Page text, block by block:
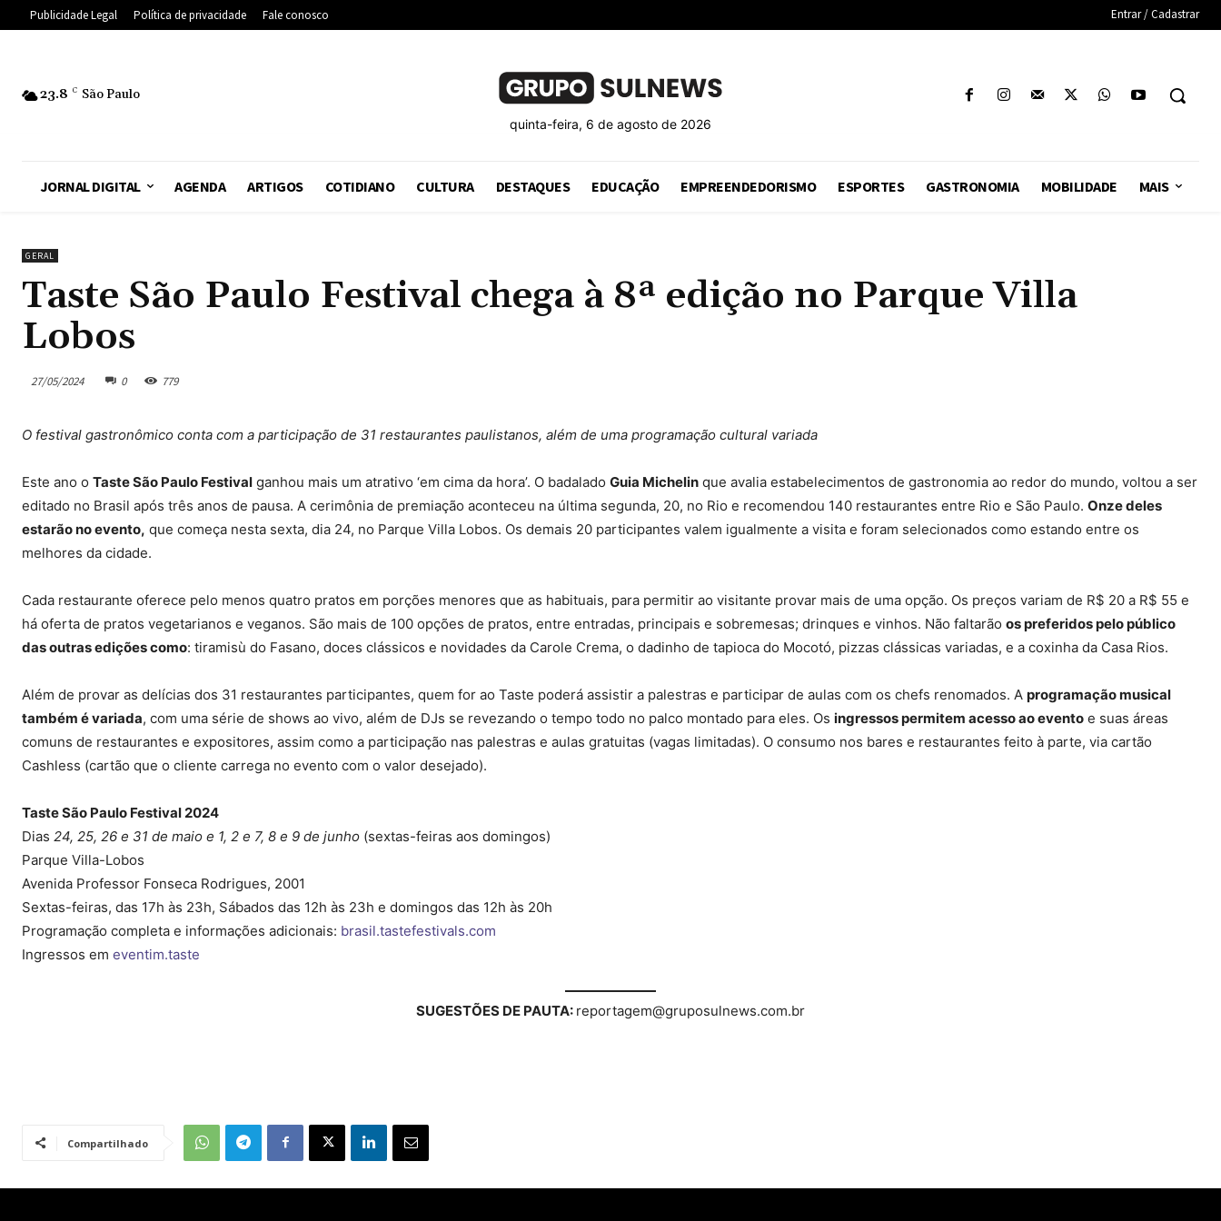
Publicidade Legal Política de privacidade Fale conosco Entrar / Cadastrar
23.8 C São Paulo
quinta-feira, 6 de agosto de 2026
JORNAL DIGITAL AGENDA ARTIGOS COTIDIANO CULTURA DESTAQUES EDUCAÇÃO EMPREENDEDORISMO ESPORTES GASTRONOMIA MOBILIDADE MAIS
GERAL
Taste São Paulo Festival chega à 8ª edição no Parque Villa
Lobos
27/05/2024 0 779
O festival gastronômico conta com a participação de 31 restaurantes paulistanos, além de uma programação cultural variada
Este ano o Taste São Paulo Festival ganhou mais um atrativo ‘em cima da hora’. O badalado Guia Michelin que avalia estabelecimentos de gastronomia ao redor do mundo, voltou a ser
editado no Brasil após três anos de pausa. A cerimônia de premiação aconteceu na última segunda, 20, no Rio e recomendou 140 restaurantes entre Rio e São Paulo. Onze deles
estarão no evento, que começa nesta sexta, dia 24, no Parque Villa Lobos. Os demais 20 participantes valem igualmente a visita e foram selecionados como estando entre os
melhores da cidade.
Cada restaurante oferece pelo menos quatro pratos em porções menores que as habituais, para permitir ao visitante provar mais de uma opção. Os preços variam de R$ 20 a R$ 55 e
há oferta de pratos vegetarianos e veganos. São mais de 100 opções de pratos, entre entradas, principais e sobremesas; drinques e vinhos. Não faltarão os preferidos pelo público
das outras edições como: tiramisù do Fasano, doces clássicos e novidades da Carole Crema, o dadinho de tapioca do Mocotó, pizzas clássicas variadas, e a coxinha da Casa Rios.
Além de provar as delícias dos 31 restaurantes participantes, quem for ao Taste poderá assistir a palestras e participar de aulas com os chefs renomados. A programação musical
também é variada, com uma série de shows ao vivo, além de DJs se revezando o tempo todo no palco montado para eles. Os ingressos permitem acesso ao evento e suas áreas
comuns de restaurantes e expositores, assim como a participação nas palestras e aulas gratuitas (vagas limitadas). O consumo nos bares e restaurantes feito à parte, via cartão
Cashless (cartão que o cliente carrega no evento com o valor desejado).
Taste São Paulo Festival 2024
Dias 24, 25, 26 e 31 de maio e 1, 2 e 7, 8 e 9 de junho (sextas-feiras aos domingos)
Parque Villa-Lobos
Avenida Professor Fonseca Rodrigues, 2001
Sextas-feiras, das 17h às 23h, Sábados das 12h às 23h e domingos das 12h às 20h
Programação completa e informações adicionais: brasil.tastefestivals.com
Ingressos em eventim.taste
SUGESTÕES DE PAUTA: reportagem@gruposulnews.com.br
Compartilhado